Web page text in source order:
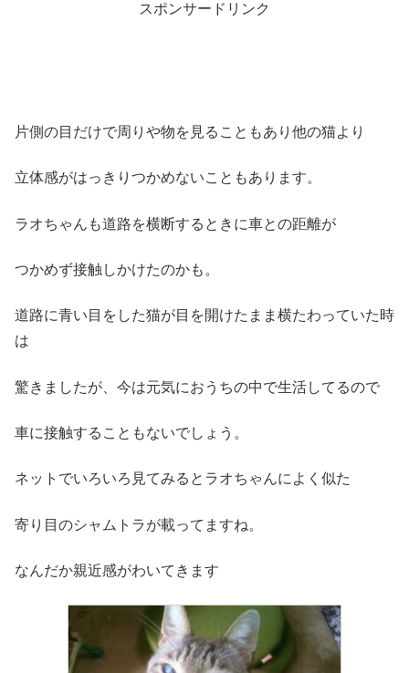
スポンサードリンク
片側の目だけで周りや物を見ることもあり他の猫より
立体感がはっきりつかめないこともあります。
ラオちゃんも道路を横断するときに車との距離が
つかめず接触しかけたのかも。
道路に青い目をした猫が目を開けたまま横たわっていた時
は
驚きましたが、今は元気におうちの中で生活してるので
車に接触することもないでしょう。
ネットでいろいろ見てみるとラオちゃんによく似た
寄り目のシャムトラが載ってますね。
なんだか親近感がわいてきます